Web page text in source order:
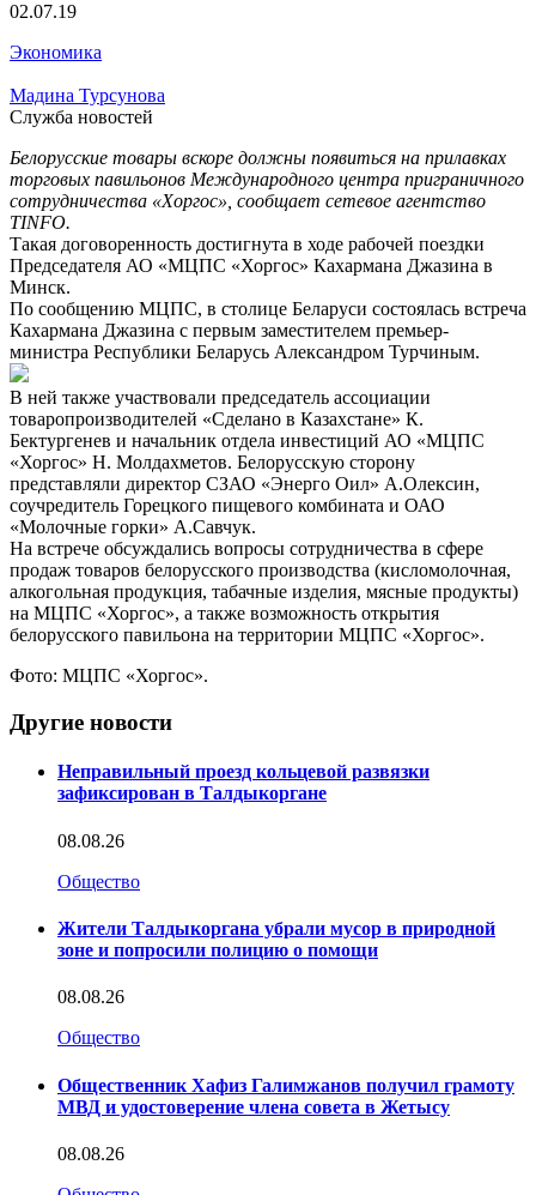
02.07.19
Экономика
Мадина Турсунова
Служба новостей
Белорусские товары вскоре должны появиться на прилавках
торговых павильонов Международного центра приграничного
сотрудничества «Хоргос», сообщает сетевое агентство
TINFO.
Такая договоренность достигнута в ходе рабочей поездки
Председателя АО «МЦПС «Хоргос» Кахармана Джазина в
Минск.
По сообщению МЦПС, в столице Беларуси состоялась встреча
Кахармана Джазина с первым заместителем премьер-
министра Республики Беларусь Александром Турчиным.
В ней также участвовали председатель ассоциации
товаропроизводителей «Сделано в Казахстане» К.
Бектургенев и начальник отдела инвестиций АО «МЦПС
«Хоргос» Н. Молдахметов. Белорусскую сторону
представляли директор СЗАО «Энерго Оил» А.Олексин,
соучредитель Горецкого пищевого комбината и ОАО
«Молочные горки» А.Савчук.
На встрече обсуждались вопросы сотрудничества в сфере
продаж товаров белорусского производства (кисломолочная,
алкогольная продукция, табачные изделия, мясные продукты)
на МЦПС «Хоргос», а также возможность открытия
белорусского павильона на территории МЦПС «Хоргос».
Фото: МЦПС «Хоргос».
Другие новости
Неправильный проезд кольцевой развязки
зафиксирован в Талдыкоргане
08.08.26
Общество
Жители Талдыкоргана убрали мусор в природной
зоне и попросили полицию о помощи
08.08.26
Общество
Общественник Хафиз Галимжанов получил грамоту
МВД и удостоверение члена совета в Жетысу
08.08.26